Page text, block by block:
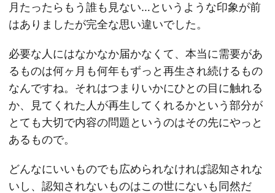
月たったらもう誰も見ない…というような印象が前
はありましたが完全な思い違いでした。
必要な人にはなかなか届かなくて、本当に需要があ
るものは何ヶ月も何年もずっと再生され続けるもの
なんですね。それはつまりいかにひとの目に触れる
か、見てくれた人が再生してくれるかという部分が
とても大切で内容の問題というのはその先にやっと
あるもので。
どんなにいいものでも広められなければ認知されな
いし、認知されないものはこの世にないも同然だ